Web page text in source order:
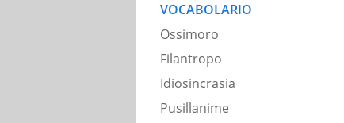
VOCABOLARIO
Ossimoro
Filantropo
Idiosincrasia
Pusillanime